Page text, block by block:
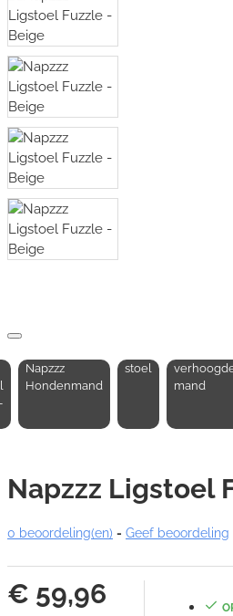
Napzzz
Hondenmand
stoel
mand
Napzzz Ligstoel
0 beoordeling(en) - Geef beoordeling
€ 59,96